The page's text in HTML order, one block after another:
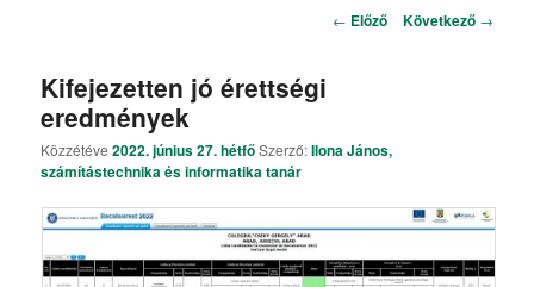
Bejegyzés navigáció
← Előző Következő →
Kifejezetten jó érettségi
eredmények
Közzétéve2022. június 27. hétfőSzerző:Ilona János,
számítástechnika és informatika tanár